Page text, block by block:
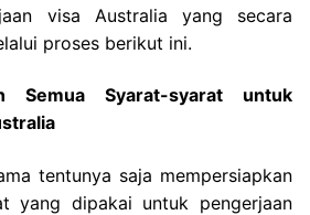
visa Australia yang secara
proses berikut ini.
Semua Syarat-syarat untuk
tentunya saja mempersiapkan
yang dipakai untuk pengerjaan